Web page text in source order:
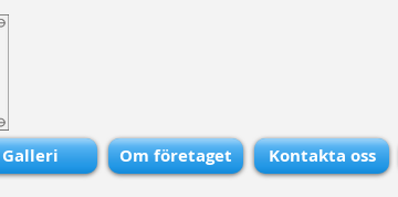
Galleri Om företaget Kontakta oss